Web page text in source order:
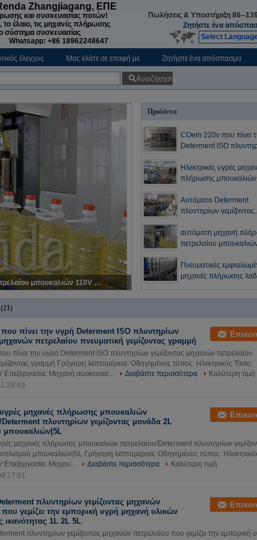
Zhangjiagang, ΕΠΕ
και συσκευασίας ποτών!
έλαιο, τις μηχανές πλήρωσης
σύστημα συσκευασίας
Whatsapp: +86 18962248647
Πωλήσεις & Υποστήριξη 86--
Ζητήστε ένα
Select
έλεγχος Μας ελάτε σε επαφή με Ζητήστε ένα απόσπασμα
Αναζήτηση
αυτόματη μηχανή πλήρωσης πετρελαίου μπουκαλιών 110V 220V 380V SUS304 1000 - 12000 BPH
Προϊόντα
COem 220v που πίνει
Determent ISO
πνευματική γεμίζοντας
Ηλεκτρικές υγρές
πλήρωσης μπουκαλιών
πλυντηρίων γεμίζοντας
2L εξοπλισμού
Αυτόματο Determent
πλυντηρίων γεμίζοντας
γεμίζει την εμπορική
μηχανή υλικών
αυτόματη μηχανή
πετρελαίου
12000 BPH
Πνευματικές
μηχανές πλήρωσης
εξουσιοδότηση 1 έτους
(21)
πίνει την υγρή Determent ISO πλυντηρίων
πετρελαίου πνευματική γεμίζοντας γραμμή
πίνει την υγρή Determent ISO πλυντηρίων γεμίζοντας μηχανών πετρελαίου
γραμμή Γρήγορη λεπτομέρεια: Οδηγημένος τύπος: Ηλεκτρικός Τάση:
Επεξεργασία: Μηχανή συσκευασ...
Διαβάστε περισσότερα
Καλύτερη τιμή
υγρές μηχανές πλήρωσης μπουκαλιών
Determent πλυντηρίων γεμίζοντας μονάδα 2L
μπουκαλιών|5L
μηχανές πλήρωσης μπουκαλιών πετρελαίου/Determent πλυντηρίων
μπουκαλιών|5L Γρήγορη λεπτομέρεια: Οδηγημένος τύπος:
Επεξεργασία: Μηχαν...
Διαβάστε περισσότερα
Καλύτερη τιμή
πλυντηρίων γεμίζοντας μηχανών
που γεμίζει την εμπορική υγρή μηχανή υλικών
1L 2L 5L
πλυντηρίων γεμίζοντας μηχανών πετρελαίου που γεμίζει την εμπορική